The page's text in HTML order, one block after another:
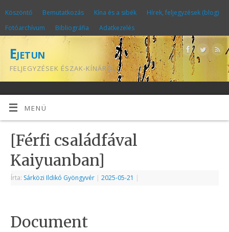
Köszöntő Bemutatkozás Kína és a sibék
Hírek, feljegyzések (blog)
Fotóarchívum
Bibliográfia Adatkezelés
Ejetun
FELJEGYZÉSEK ÉSZAK-KÍNÁRÓL
MENÜ
[Férfi családfával
Kaiyuanban]
Írta: Sárközi Ildikó Gyöngyvér | 2025-05-21 |
Document